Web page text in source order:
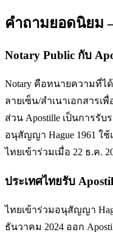
คำถามยอดนิยม
Notary Public กับ
Notary คือทนายความที่ไ
ลายเซ็น/สำเนาเอกสารเ
ส่วน Apostille เป็นการรั
อนุสัญญา Hague 1961 ใ
ไทยเข้าร่วมเมื่อ 22 ธ.ค.
ประเทศไทยรับ
ไทยเข้าร่วมอนุสัญญา
ธันวาคม 2024 ออก